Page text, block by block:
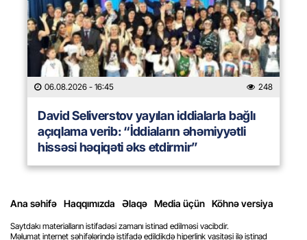
06.08.2026 - 16:45 248
David Seliverstov yayılan iddialarla bağlı
açıqlama verib: “İddiaların əhəmiyyətli
hissəsi həqiqəti əks etdirmir”
Ana səhifə Haqqımızda Əlaqə Media üçün Köhnə versiya
Saytdakı materialların istifadəsi zamanı istinad edilməsi vacibdir.
Məlumat internet səhifələrində istifadə edildikdə hiperlink vasitəsi ilə istinad